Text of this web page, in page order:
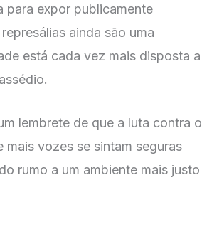
para expor publicamente
ainda são uma
está cada vez mais disposta a
lembrete de que a luta contra o
vozes se sintam seguras
rumo a um ambiente mais justo